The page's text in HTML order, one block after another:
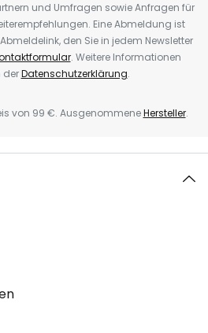
und Umfragen sowie Anfragen für
Eine Abmeldung ist
den Sie in jedem Newsletter
. Weitere Informationen
derDatenschutzerklärung.
von 99 €. AusgenommeneHersteller.